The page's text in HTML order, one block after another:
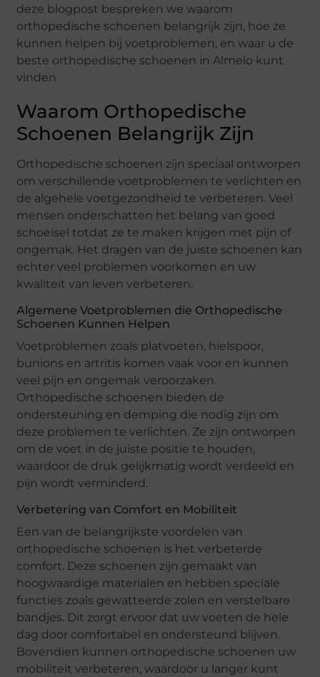
deze blogpost bespreken we waarom
orthopedische schoenen belangrijk zijn, hoe ze
kunnen helpen bij voetproblemen, en waar u de
beste orthopedische schoenen in Almelo kunt
vinden.
Waarom Orthopedische
Schoenen Belangrijk Zijn
Orthopedische schoenen zijn speciaal ontworpen
om verschillende voetproblemen te verlichten en
de algehele voetgezondheid te verbeteren. Veel
mensen onderschatten het belang van goed
schoeisel totdat ze te maken krijgen met pijn of
ongemak. Het dragen van de juiste schoenen kan
echter veel problemen voorkomen en uw
kwaliteit van leven verbeteren.
Algemene Voetproblemen die Orthopedische
Schoenen Kunnen Helpen
Voetproblemen zoals platvoeten, hielspoor,
bunions en artritis komen vaak voor en kunnen
veel pijn en ongemak veroorzaken.
Orthopedische schoenen bieden de
ondersteuning en demping die nodig zijn om
deze problemen te verlichten. Ze zijn ontworpen
om de voet in de juiste positie te houden,
waardoor de druk gelijkmatig wordt verdeeld en
pijn wordt verminderd.
Verbetering van Comfort en Mobiliteit
Een van de belangrijkste voordelen van
orthopedische schoenen is het verbeterde
comfort. Deze schoenen zijn gemaakt van
hoogwaardige materialen en hebben speciale
functies zoals gewatteerde zolen en verstelbare
bandjes. Dit zorgt ervoor dat uw voeten de hele
dag door comfortabel en ondersteund blijven.
Bovendien kunnen orthopedische schoenen uw
mobiliteit verbeteren, waardoor u langer kunt